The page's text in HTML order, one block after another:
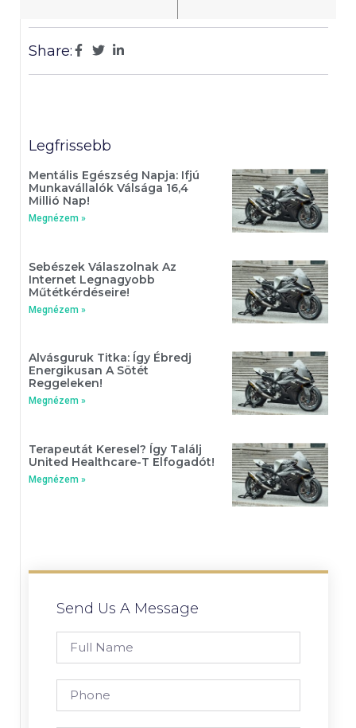
Share:
Legfrissebb
Mentális Egészség Napja: Ifjú
Munkavállalók Válsága 16,4
Millió Nap!
Megnézem »
Sebészek Válaszolnak Az
Internet Legnagyobb
Műtétkérdéseire!
Megnézem »
Alvásguruk Titka: Így Ébredj
Energikusan A Sötét
Reggeleken!
Megnézem »
Terapeutát Keresel? Így Találj
United Healthcare-T Elfogadót!
Megnézem »
Send Us A Message